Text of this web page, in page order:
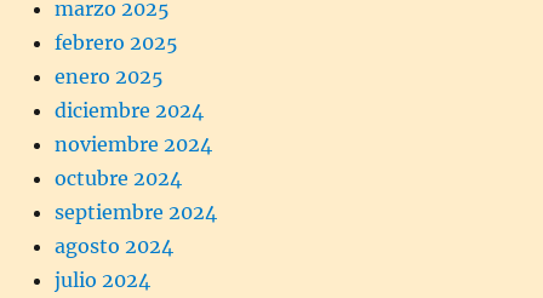
marzo 2025
febrero 2025
enero 2025
diciembre 2024
noviembre 2024
octubre 2024
septiembre 2024
agosto 2024
julio 2024